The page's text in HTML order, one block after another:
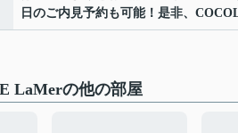
日のご内見予約も可能！是非、
LaMerの他の部屋